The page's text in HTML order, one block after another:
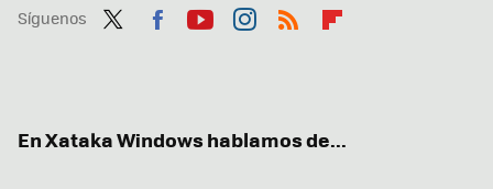
Síguenos
En Xataka Windows hablamos de...